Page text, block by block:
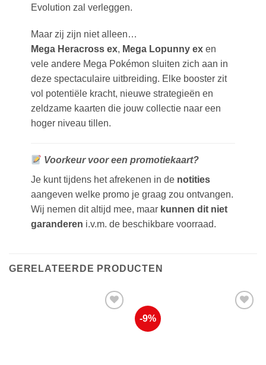
Evolution zal verleggen.
Maar zij zijn niet alleen…
Mega Heracross ex, Mega Lopunny exen
vele andere Mega Pokémon sluiten zich aan in
deze spectaculaire uitbreiding. Elke booster zit
vol potentiële kracht, nieuwe strategieën en
zeldzame kaarten die jouw collectie naar een
hoger niveau tillen.
Voorkeur voor een promotiekaart?
Je kunt tijdens het afrekenen in de notities
aangeven welke promo je graag zou ontvangen.
Wij nemen dit altijd mee, maar kunnen dit niet
garanderen i.v.m. de beschikbare voorraad.
GERELATEERDE PRODUCTEN
-9%